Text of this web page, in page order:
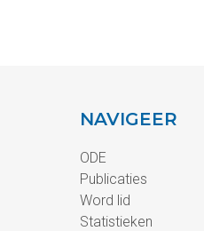
NAVIGEER
ODE
Publicaties
Word lid
Statistieken